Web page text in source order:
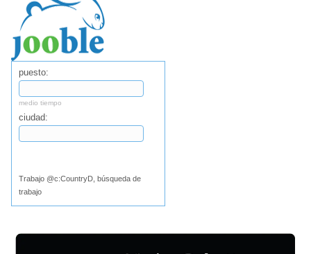
puesto:
medio tiempo
ciudad:
Trabajo @c:CountryD, búsqueda de
trabajo